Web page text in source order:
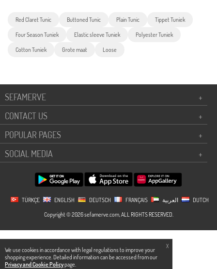
X
We use cookies in accordance with legal regulations to improve your
shopping experience. Detailed information can be accessed from our
Privacy and Cookie Policypage.
Red Claret Tunic Buttoned Tunic Plain Tunic Tippet Tuniek
Four Season Tuniek Elastic sleeve Tuniek Polyester Tuniek
Cotton Tuniek Grote maat Loose
SEFAMERVE
+
CONTACT US
+
POPULAR PAGES
+
SOCIAL MEDIA
+
TÜRKÇE ENGLISH DEUTSCH FRANÇAIS
DUTCH
Copyright © 2026 sefamerve.com, ALL RIGHTS RESERVED.